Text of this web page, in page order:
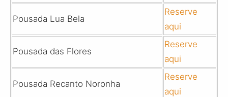
Pousada Lua Bela
Reserve
aqui
Pousada das Flores
Reserve
aqui
Pousada Recanto Noronha
Reserve
aqui